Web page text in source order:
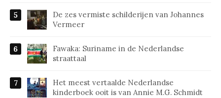
De zes vermiste schilderijen van Johannes
Vermeer
Fawaka: Suriname in de Nederlandse
straattaal
Het meest vertaalde Nederlandse
kinderboek ooit is van Annie M.G. Schmidt